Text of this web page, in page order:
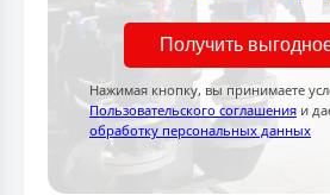
Получить
Нажимая кнопку, вы принимаете
Пользовательского соглашения и
обработку персональных данных